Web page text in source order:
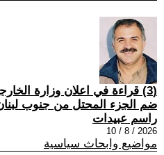
(3) قراءة في اعلان وزارة
ضم الجزء المحتل من جنوب
راسم عبيدات
2026 / 8 / 10
مواضيع وابحاث سياسية